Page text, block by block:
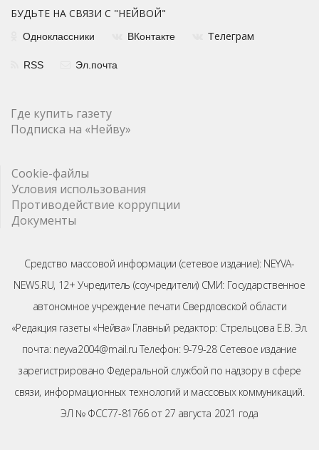
БУДЬТЕ НА СВЯЗИ С "НЕЙВОЙ"
Одноклассники ВКонтакте Телеграм
RSS Эл.почта
Где купить газету
Подписка на «Нейву»
Cookie-файлы
Условия использования
Противодействие коррупции
Документы
Средство массовой информации (сетевое издание): NEYVA-
NEWS.RU, 12+ Учредитель (соучредители) СМИ: Государственное
автономное учреждение печати Свердловской области
«Редакция газеты «Нейва» Главный редактор: Стрельцова Е.В. Эл.
почта: neyva2004@mail.ru Телефон: 9-79-28 Сетевое издание
зарегистрировано Федеральной службой по надзору в сфере
связи, информационных технологий и массовых коммуникаций.
ЭЛ № ФСС77-81766 от 27 августа 2021 года